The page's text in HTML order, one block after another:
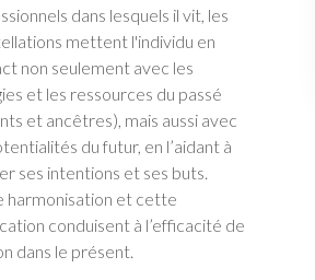
dans lesquels il vit, les
mettent l'individu en
non seulement avec les
et les ressources du passé
et ancêtres), mais aussi avec
du futur, en l’aidant à
ses intentions et ses buts.
harmonisation et cette
conduisent à l’efficacité de
dans le présent.